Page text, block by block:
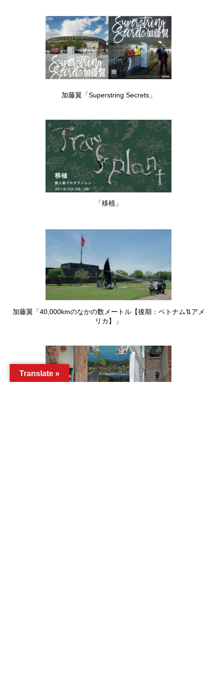
加藤翼「Superstring Secrets」
「移植」
加藤翼「40,000kmのなかの数メートル【後期：ベトナム⇅アメ
リカ】」
Translate »